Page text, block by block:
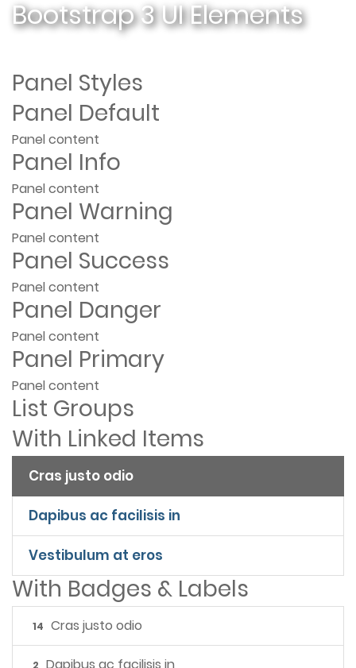
Bootstrap 3 UI Elements
Panel Styles
Panel Default
Panel content
Panel Info
Panel content
Panel Warning
Panel content
Panel Success
Panel content
Panel Danger
Panel content
Panel Primary
Panel content
List Groups
With Linked Items
Cras justo odio
Dapibus ac facilisis in
Vestibulum at eros
With Badges & Labels
14 Cras justo odio
2